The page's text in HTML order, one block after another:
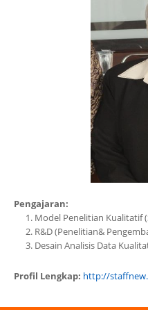
Pengajaran:
Model Penelitian Kualitatif
R&D (Penelitian&
Desain Analisis Data
Profil Lengkap: http://